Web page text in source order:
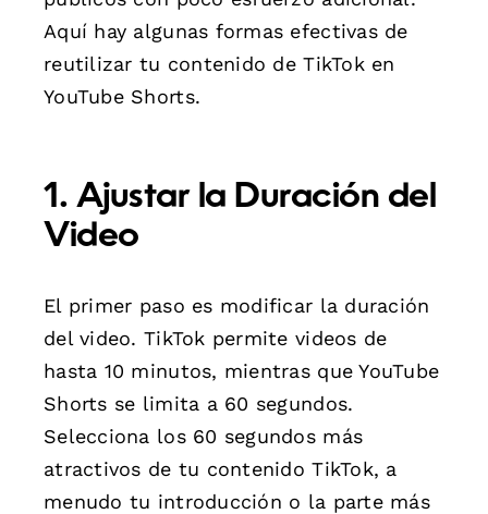
Aquí hay algunas formas efectivas de
reutilizar tu contenido de TikTok en
YouTube Shorts.
1. Ajustar la Duración del
Video
El primer paso es modificar la duración
del video. TikTok permite videos de
hasta 10 minutos, mientras que YouTube
Shorts se limita a 60 segundos.
Selecciona los 60 segundos más
atractivos de tu contenido TikTok, a
menudo tu introducción o la parte más